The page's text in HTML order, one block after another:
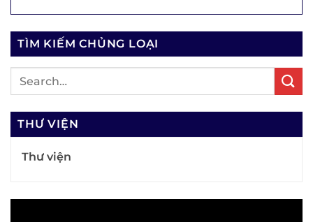
TÌM KIẾM CHỦNG LOẠI
THƯ VIỆN
Thư viện